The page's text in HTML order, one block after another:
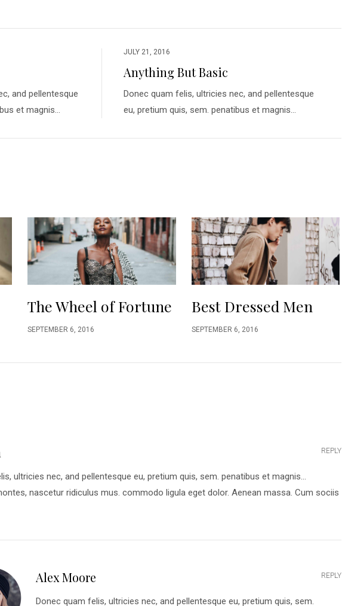
and pellentesque
et magnis...
JULY 21, 2016
Anything But Basic
Donec quam felis, ultricies nec, and pellentesque
eu, pretium quis, sem. penatibus et magnis...
The Wheel of Fortune
SEPTEMBER 6, 2016
Best Dressed Men
SEPTEMBER 6, 2016
REPLY
ultricies nec, and pellentesque eu, pretium quis, sem. penatibus et magnis…
nascetur ridiculus mus. commodo ligula eget dolor. Aenean massa. Cum sociis
Alex Moore REPLY
Donec quam felis, ultricies nec, and pellentesque eu, pretium quis, sem.